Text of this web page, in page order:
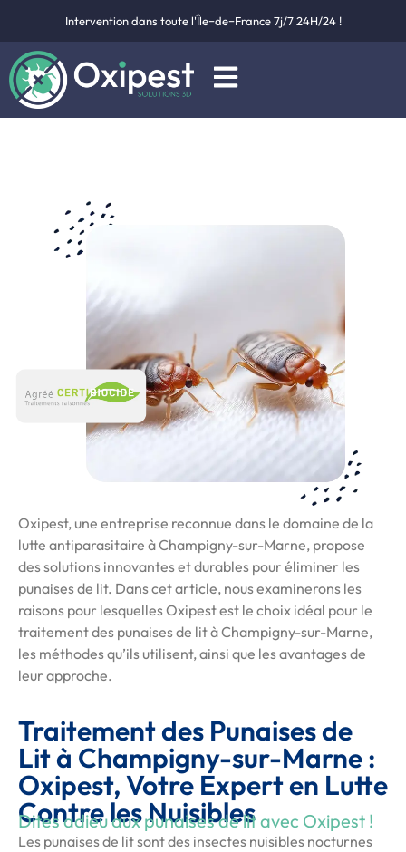
Intervention dans toute l'Île−de−France 7j/7 24H/24 !
Oxipest, une entreprise reconnue dans le domaine de la
lutte antiparasitaire à Champigny-sur-Marne, propose
des solutions innovantes et durables pour éliminer les
punaises de lit. Dans cet article, nous examinerons les
raisons pour lesquelles Oxipest est le choix idéal pour le
traitement des punaises de lit à Champigny-sur-Marne,
les méthodes qu’ils utilisent, ainsi que les avantages de
leur approche.
Traitement des Punaises de
Lit à Champigny-sur-Marne :
Oxipest, Votre Expert en Lutte
Contre les Nuisibles
Dites adieu aux punaises de lit avec Oxipest !
Les punaises de lit sont des insectes nuisibles nocturnes